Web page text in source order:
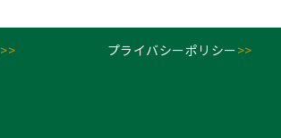
>> プライバシーポリシー>>